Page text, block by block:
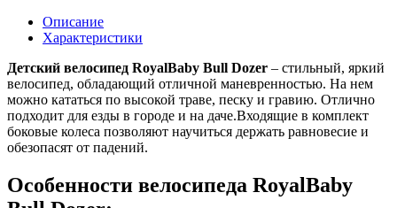
Описание
Характеристики
Детский велосипед RoyalBaby Bull Dozer – стильный, яркий
велосипед, обладающий отличной маневренностью. На нем
можно кататься по высокой траве, песку и гравию. Отлично
подходит для езды в городе и на даче.Входящие в комплект
боковые колеса позволяют научиться держать равновесие и
обезопасят от падений.
Особенности велосипеда RoyalBaby